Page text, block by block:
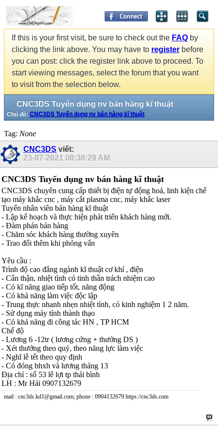
If this is your first visit, be sure to check out the FAQ by
clicking the link above. You may have to register before
you can post: click the register link above to proceed. To
start viewing messages, select the forum that you want
to visit from the selection below.
CNC3DS Tuyển dụng nv bán hàng kĩ thuật
Chủ đề: CNC3DS Tuyển dụng nv bán hàng kĩ thuật
Tag: None
CNC3DS viết:
23-07-2021 08:38:29 AM
CNC3DS Tuyển dụng nv bán hàng kĩ thuật
CNC3DS chuyên cung cấp thiết bị điện tự động hoá, linh kiện chế
tạo máy khắc cnc , máy cắt plasma cnc, máy khắc laser
Tuyển nhân viên bán hàng kĩ thuật
- Lập kế hoạch và thực hiện phát triển khách hàng mới.
- Đàm phán bán hàng
- Chăm sóc khách hàng thường xuyên
- Trao đổi thêm khi phỏng vấn
Yêu cầu :
Trình độ cao đẳng ngành kĩ thuật cơ khí , điện
- Cẩn thận, nhiệt tình có tinh thần trách nhiệm cao
- Có kĩ năng giao tiếp tốt, năng động
- Có khả năng làm việc độc lập
- Trung thực nhanh nhẹn nhiệt tình, có kinh nghiệm 1 2 năm.
- Sử dụng máy tính thành thạo
- Có khả năng đi công tác HN , TP HCM
Chế độ
- Lương 6 -12tr ( lương cứng + thưởng DS )
- Xét thưởng theo quý, theo năng lực làm việc
- Nghĩ lễ tết theo quy định
- Có đóng bhxh và lương tháng 13
Địa chỉ : số 53 lê lợi tp thái bình
LH : Mr Hải 0907132679
mail : cnc3ds.kd1@gmail.com; phone : 0904132679 https://cnc3ds.com